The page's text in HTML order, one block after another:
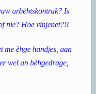
arbèhtskontrak? Is
nie? Hoe vinjenet?!!
me èhge handjes, aan
wel an bèhgedrage,